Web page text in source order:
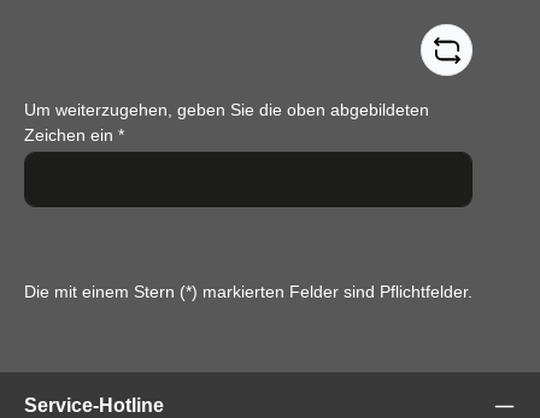
Um weiterzugehen, geben Sie die oben abgebildeten
Zeichen ein *
Die mit einem Stern (*) markierten Felder sind Pflichtfelder.
Service-Hotline